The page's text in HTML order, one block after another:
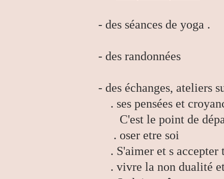
- des séances de yoga .
- des randonnées
- des échanges, ateliers
. ses pensées et
C'est le point de
. oser etre soi
. S'aimer et s accepter
. vivre la non dualité